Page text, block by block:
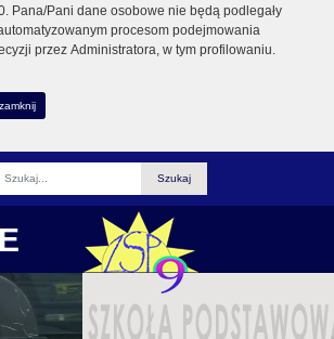
Pana/Pani dane osobowe nie będą podlegały
procesom podejmowania
przez Administratora, w tym profilowaniu.
zamknij